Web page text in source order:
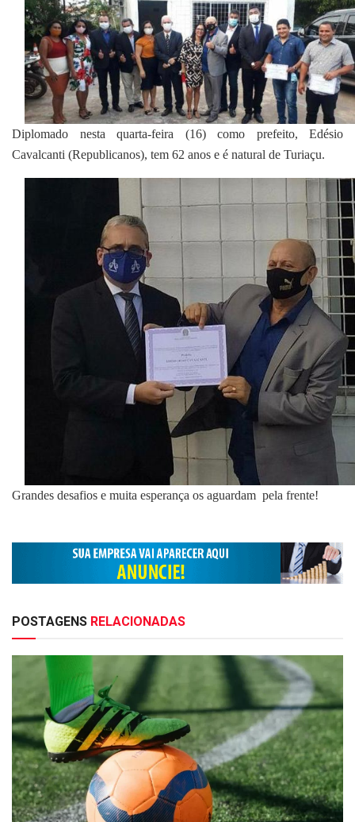
Diplomado nesta quarta-feira (16) como prefeito, Edésio
Cavalcanti (Republicanos), tem 62 anos e é natural de Turiaçu.
Grandes desafios e muita esperança os aguardam pela frente!
POSTAGENS RELACIONADAS